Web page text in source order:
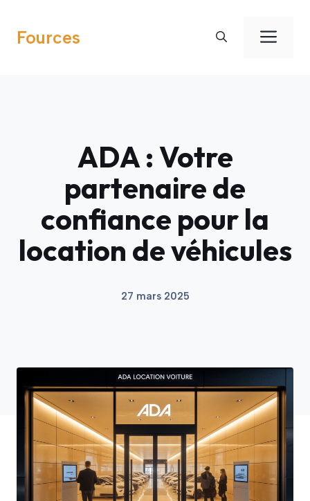
contenu
Fources
ADA : Votre
partenaire de
confiance pour la
location de véhicules
27 mars 2025